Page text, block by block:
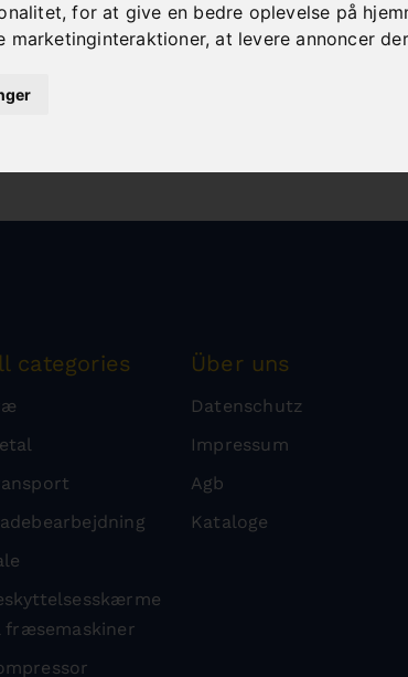
,for at give en bedre oplevelse på
marketinginteraktioner,at levere annoncer
categories
fræsemaskiner
Über uns
Datenschutz
Impressum
Agb
Kataloge